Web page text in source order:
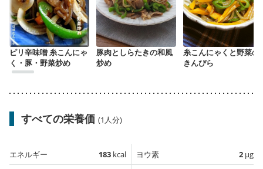
ピリ辛味噌 糸こんにゃ
く・豚・野菜炒め
豚肉としらたきの和風
炒め
糸こんにゃくと野菜の
きんぴら
すべての栄養価 (1人分)
エネルギー 183 kcal
ヨウ素 2 µg